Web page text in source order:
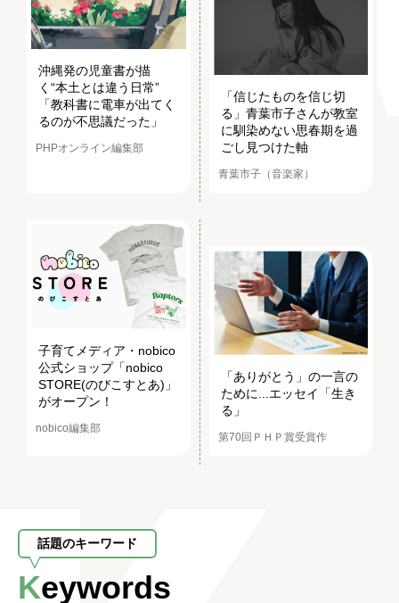
沖縄発の児童書が描
く“本土とは違う日常”
「教科書に電車が出てく
るのが不思議だった」
PHPオンライン編集部
「信じたものを信じ切
る」青葉市子さんが教室
に馴染めない思春期を過
ごし見つけた軸
青葉市子（音楽家）
子育てメディア・nobico
公式ショップ「nobico
STORE(のびこすとあ)」
がオープン！
nobico編集部
「ありがとう」の一言の
ために...エッセイ「生き
る」
第70回ＰＨＰ賞受賞作
話題のキーワード
Keywords